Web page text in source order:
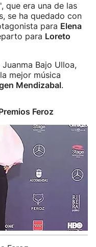
que era una de las
se ha quedado con
para Elena
para Loreto
Bajo Ulloa,
mejor música
Mendizabal.
Feroz